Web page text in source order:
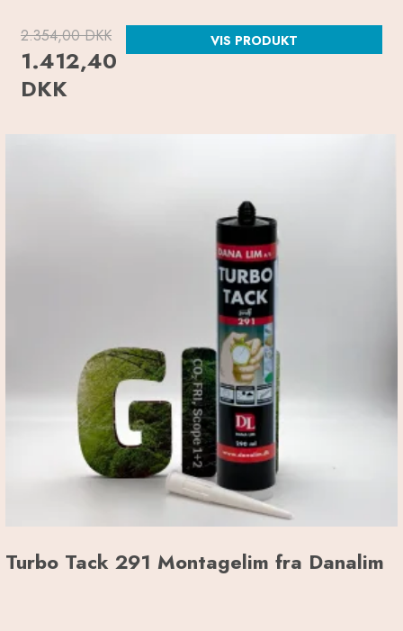
2.354,00 DKK
1.412,40
DKK
VIS PRODUKT
Turbo Tack 291 Montagelim fra Danalim